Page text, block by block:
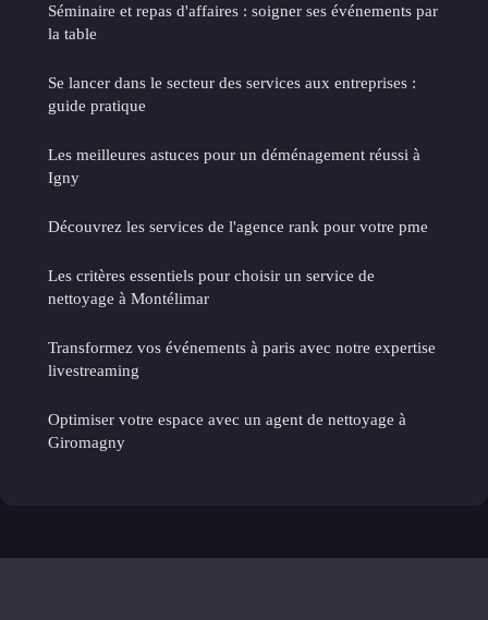
Séminaire et repas d'affaires : soigner ses événements par
la table
Se lancer dans le secteur des services aux entreprises :
guide pratique
Les meilleures astuces pour un déménagement réussi à
Igny
Découvrez les services de l'agence rank pour votre pme
Les critères essentiels pour choisir un service de
nettoyage à Montélimar
Transformez vos événements à paris avec notre expertise
livestreaming
Optimiser votre espace avec un agent de nettoyage à
Giromagny